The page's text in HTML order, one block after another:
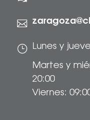

} Lunes y
Martes y
20:00
Viernes: